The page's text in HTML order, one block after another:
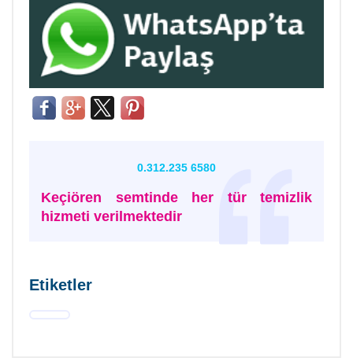
0.312.235 6580
Keçiören semtinde her tür temizlik
hizmeti verilmektedir
Etiketler